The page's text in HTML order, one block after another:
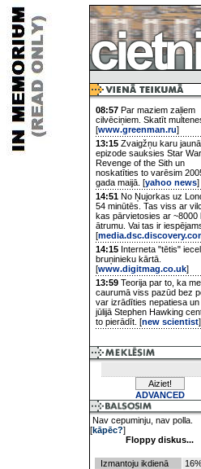
08:57 Par maziem zaļiem
cilvēciņiem. Skatīt
[www.greenman.ru]
13:15 Zvaigžņu karu
epizode sauksies Star
Revenge of the Sith un
noskatīties to varēsim
gada maijā. [yahoo news]
14:51 No Ņujorkas uz
54 minūtēs. Tas viss ar
kas pārvietosies ar ~8000
ātrumu. Vai tas ir
[
14:15 Interneta "tētis"
bruņinieku kārtā.
[www.digitmag.co.uk]
13:59 Teorija par to, ka
caurumā viss pazūd bez
var izrādīties nepatiesa un
jūlijā Stephen Hawking
to pierādīt. [new scientist]
ADVANCED
Nav cepuminju, nav polla.
[kāpēc?]
Floppy diskus...
Izmantoju ikdienā